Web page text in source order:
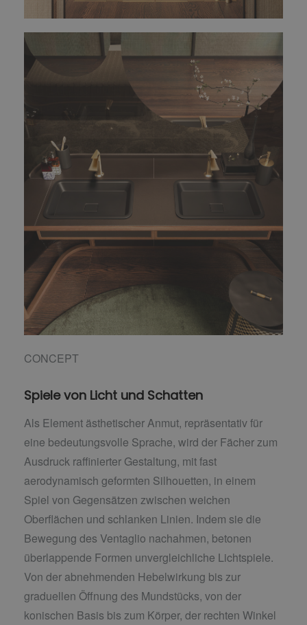
CONCEPT
Spiele von Licht und Schatten
Als Element ästhetischer Anmut, repräsentativ für
eine bedeutungsvolle Sprache, wird der Fächer zum
Ausdruck raffinierter Gestaltung, mit fast
aerodynamisch geformten Silhouetten, in einem
Spiel von Gegensätzen zwischen weichen
Oberflächen und schlanken Linien. Indem sie die
Bewegung des Ventaglio nachahmen, betonen
überlappende Formen unvergleichliche Lichtspiele.
Von der abnehmenden Hebelwirkung bis zur
graduellen Öffnung des Mundstücks, von der
konischen Basis bis zum Körper, der rechten Winkel